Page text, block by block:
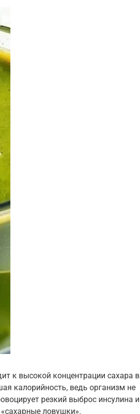
к высокой концентрации сахара в
калорийность, ведь организм не
резкий выброс инсулина и
ловушки».